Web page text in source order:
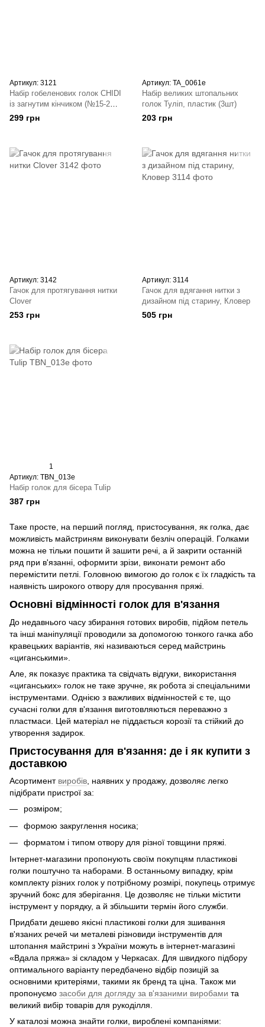
Артикул: 3121
Набір гобеленових голок CHIDI
із загнутим кінчиком (№15-2
шт, №17-1шт), Кловер
299 грн
Артикул: TA_0061e
Набір великих штопальних
голок Туліп, пластик (3шт)
203 грн
Артикул: 3142
Гачок для протягування нитки
Clover
253 грн
Артикул: 3114
Гачок для вдягання нитки з
дизайном під старину, Кловер
505 грн
1
Артикул: TBN_013e
Набір голок для бісера Tulip
387 грн
Таке просте, на перший погляд, пристосування, як голка, дає
можливість майстриням виконувати безліч операцій. Голками
можна не тільки пошити й зашити речі, а й закрити останній
ряд при в'язанні, оформити зрізи, виконати ремонт або
перемістити петлі. Головною вимогою до голок є їх гладкість та
наявність широкого отвору для просування пряжі.
Основні відмінності голок для в'язання
До недавнього часу збирання готових виробів, підйом петель
та інші маніпуляції проводили за допомогою тонкого гачка або
кравецьких варіантів, які називаються серед майстринь
«циганськими».
Але, як показує практика та свідчать відгуки, використання
«циганських» голок не таке зручне, як робота зі спеціальними
інструментами. Однією з важливих відмінностей є те, що
сучасні голки для в'язання виготовляються переважно з
пластмаси. Цей матеріал не піддається корозії та стійкий до
утворення задирок.
Пристосування для в'язання: де і як купити з
доставкою
Асортимент виробів , наявних у продажу, дозволяє легко
підібрати пристрої за:
розміром;
формою закруглення носика;
форматом і типом отвору для різної товщини пряжі.
Інтернет-магазини пропонують своїм покупцям пластикові
голки поштучно та наборами. В останньому випадку, крім
комплекту різних голок у потрібному розмірі, покупець отримує
зручний бокс для зберігання. Це дозволяє не тільки містити
інструмент у порядку, а й збільшити термін його служби.
Придбати дешево якісні пластикові голки для зшивання
в'язаних речей чи металеві різновиди інструментів для
штопання майстрині з України можуть в інтернет-магазині
«Вдала пряжа» зі складом у Черкасах. Для швидкого підбору
оптимального варіанту передбачено відбір позицій за
основними критеріями, такими як бренд та ціна. Також ми
пропонуємо засоби для догляду за в'язаними виробами та
великий вибір товарів для рукоділля.
У каталозі можна знайти голки, вироблені компаніями: